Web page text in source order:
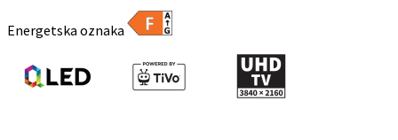
Energetska oznaka